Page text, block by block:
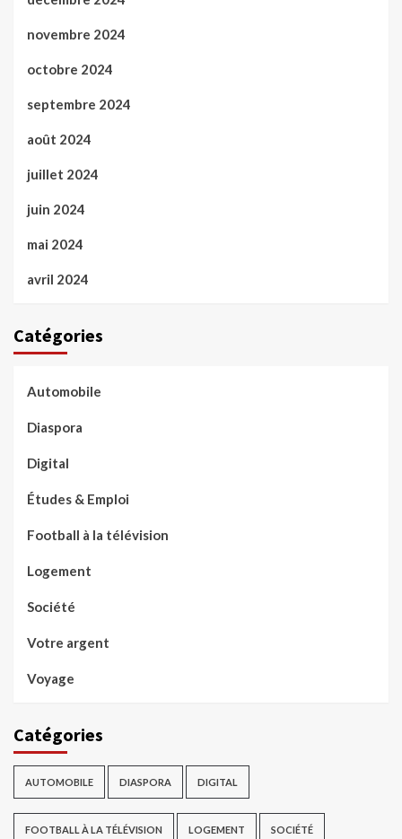
novembre 2024
octobre 2024
septembre 2024
août 2024
juillet 2024
juin 2024
mai 2024
avril 2024
Catégories
Automobile
Diaspora
Digital
Études & Emploi
Football à la télévision
Logement
Société
Votre argent
Voyage
Catégories
AUTOMOBILE DIASPORA DIGITAL
FOOTBALL À LA TÉLÉVISION LOGEMENT SOCIÉTÉ